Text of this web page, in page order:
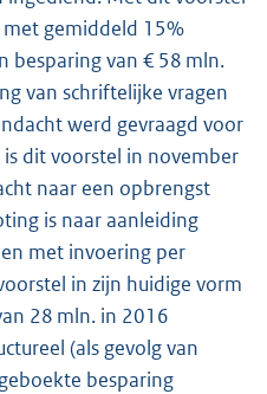
gemiddeld 15%
besparing van € 58 mln.
van schriftelijke vragen
werd gevraagd voor
dit voorstel in november
naar een opbrengst
is naar aanleiding
met invoering per
in zijn huidige vorm
28 mln. in 2016
(als gevolg van
besparing